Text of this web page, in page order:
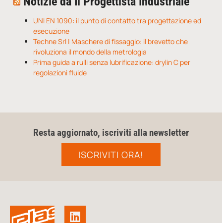
UNI EN 1090: il punto di contatto tra progettazione ed
esecuzione
Techne Srl | Maschere di fissaggio: il brevetto che
rivoluziona il mondo della metrologia
Prima guida a rulli senza lubrificazione: drylin C per
regolazioni fluide
Resta aggiornato, iscriviti alla newsletter
ISCRIVITI ORA!